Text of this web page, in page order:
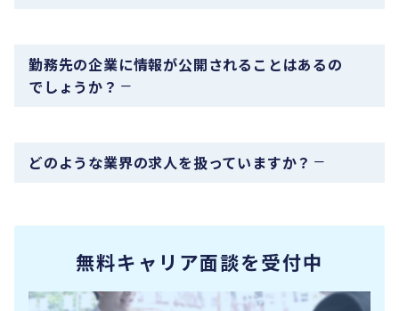
勤務先の企業に情報が公開されることはあるの
でしょうか？
どのような業界の求人を扱っていますか？
無料キャリア面談を受付中